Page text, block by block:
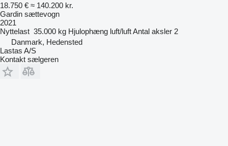
18.750 € ≈ 140.200 kr.
Gardin sættevogn
2021
Nyttelast 35.000 kg Hjulophæng luft/luftAntal aksler 2
Danmark, Hedensted
Lastas A/S
Kontakt sælgeren